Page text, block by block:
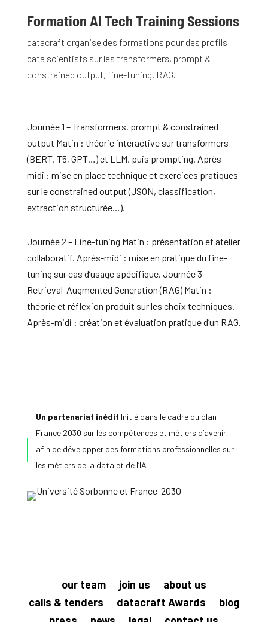
Formation AI Tech Training Sessions
datacraft organise des formations pour des profils
data scientists sur les transformers, prompt &
constrained output, fine-tuning, RAG.
Journée 1 – Transformers, prompt & constrained
output Matin : théorie interactive sur transformers
(BERT, T5, GPT…) et LLM, puis prompting. Après-
midi : mise en place technique et exercices pratiques
sur le constrained output (JSON, classification,
extraction structurée…).
Journée 2 – Fine-tuning Matin : présentation et atelier
collaboratif. Après-midi : mise en pratique du fine-
tuning sur cas d’usage spécifique. Journée 3 –
Retrieval-Augmented Generation (RAG) Matin :
théorie et réflexion produit sur les choix techniques.
Après-midi : création et évaluation pratique d’un RAG.
Un partenariat inédit Initié dans le cadre du plan
France 2030 sur les compétences et métiers d’avenir,
afin de développer des formations professionnelles sur
les métiers de la data et de l’IA
our team join us
about us
calls & tenders
datacraft Awards
blog